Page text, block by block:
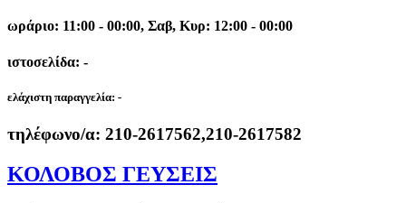
ωράριο: 11:00 - 00:00, Σαβ, Κυρ: 12:00 - 00:00
ιστοσελίδα: -
ελάχιστη παραγγελία: -
τηλέφωνο/α: 210-2617562,210-2617582
ΚΟΛΟΒΟΣ ΓΕΥΣΕΙΣ